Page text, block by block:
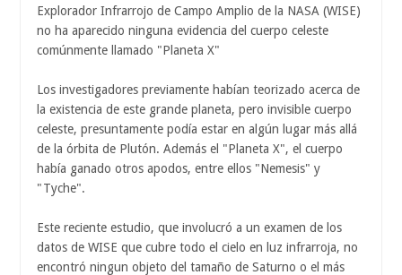
Explorador Infrarrojo de Campo Amplio de la NASA (WISE)
no ha aparecido ninguna evidencia del cuerpo celeste
comúnmente llamado "Planeta X"
Los investigadores previamente habían teorizado acerca de
la existencia de este grande planeta, pero invisible cuerpo
celeste, presuntamente podía estar en algún lugar más allá
de la órbita de Plutón. Además el "Planeta X", el cuerpo
había ganado otros apodos, entre ellos "Nemesis" y
"Tyche".
Este reciente estudio, que involucró a un examen de los
datos de WISE que cubre todo el cielo en luz infrarroja, no
encontró ningun objeto del tamaño de Saturno o el más